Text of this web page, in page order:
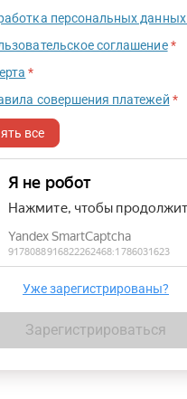
персональных данных
соглашение *
*
совершения платежей *
все
Уже зарегистрированы?
Зарегистрироваться